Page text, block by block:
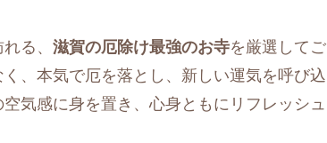
る、 滋賀の厄除け最強のお寺を厳選してご
、本気で厄を落とし、新しい運気を呼び込
気感に身を置き、心身ともにリフレッシュ